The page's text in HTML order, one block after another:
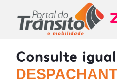
Consulte